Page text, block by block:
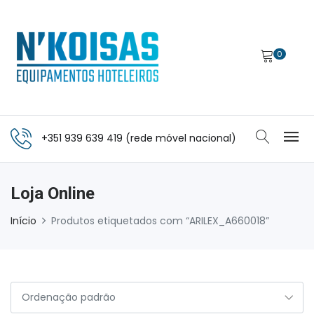
0
+351 939 639 419 (rede móvel nacional)
Loja Online
Início Produtos etiquetados com “ARILEX_A660018”